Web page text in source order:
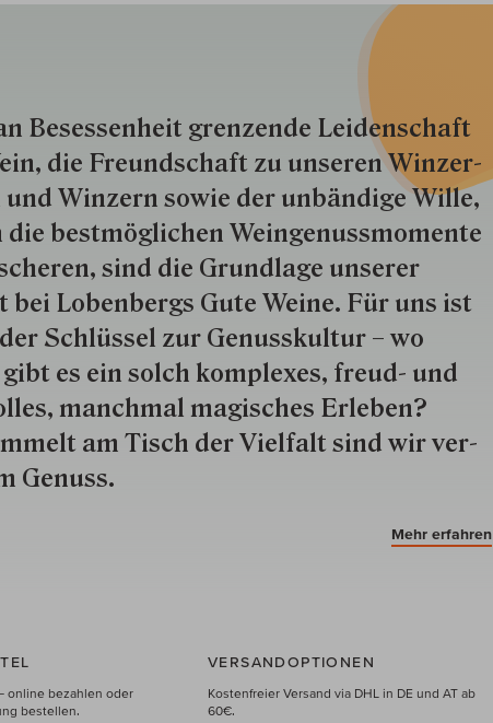
Besessenheit gren­zende Lei­den­schaft
die Freund­schaft zu unseren Win­zer­
und Win­zern so­wie der un­bän­dige Wille,
die best­mög­lich­en Wein­genuss­momente
sind die Grund­lage unserer
bei Lobenbergs Gute Weine. Für uns ist
Schlüs­sel zur Genuss­kultur – wo
es ein solch kom­plexes, freud- und
manchmal ma­gisch­es Er­le­ben?
am Tisch der Vielfalt sind wir ver­
Genuss.
Mehr erfahren
online bezahlen oder
bestellen.
VERSANDOPTIONEN
Kostenfreier Versand via DHL in DE und AT ab
60€.